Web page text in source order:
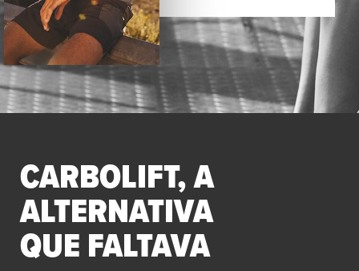
CARBOLIFT, A
ALTERNATIVA
QUE FALTAVA